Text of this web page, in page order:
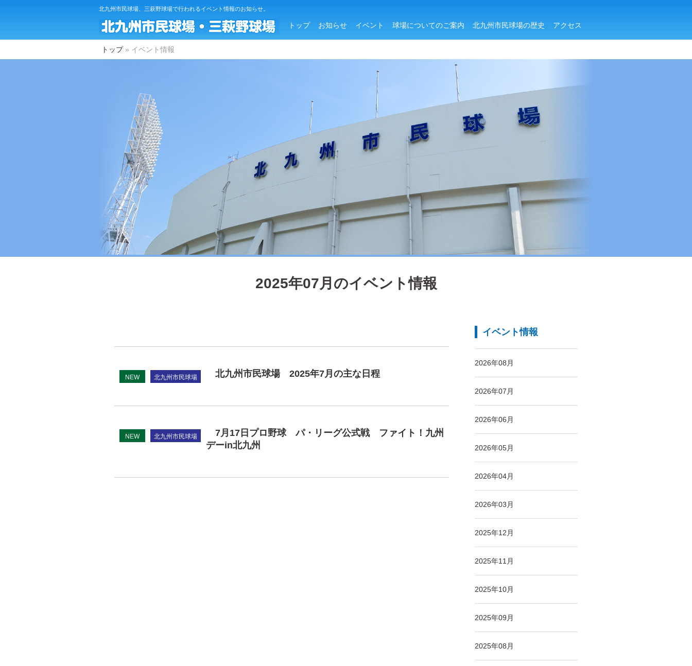
北九州市民球場、三萩野球場で行われるイベント情報のお知らせ。
トップ お知らせ イベント 球場についてのご案内 北九州市民球場の歴史 アクセス
トップ» イベント情報
2025年07月のイベント情報
NEW 北九州市民球場 北九州市民球場 2025年7月の主な日程
NEW 北九州市民球場
7月17日プロ野球 パ・リーグ公式戦 ファイト！九州
デーin北九州
イベント情報
2026年08月
2026年07月
2026年06月
2026年05月
2026年04月
2026年03月
2025年12月
2025年11月
2025年10月
2025年09月
2025年08月
イベント